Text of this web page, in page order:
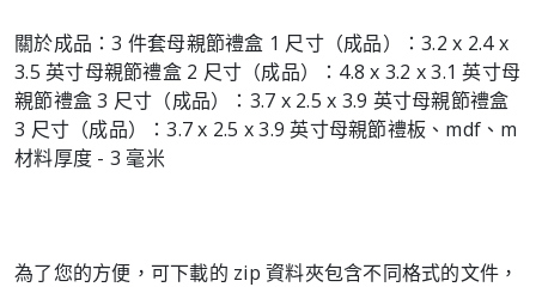
關於成品：3 件套母親節禮盒 1 尺寸（成品）：3.2 x 2.4 x
3.5 英寸母親節禮盒 2 尺寸（成品）：4.8 x 3.2 x 3.1 英寸母
親節禮盒 3 尺寸（成品）：3.7 x 2.5 x 3.9 英寸母親節禮盒
3 尺寸（成品）：3.7 x 2.5 x 3.9 英寸母親節禮板、mdf、m
材料厚度 - 3 毫米
為了您的方便，可下載的 zip 資料夾包含不同格式的文件，